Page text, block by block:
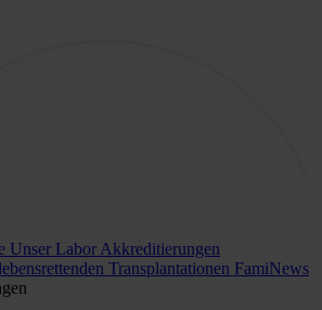
Unser Labor Akkreditierungen
Transplantationen FamiNews